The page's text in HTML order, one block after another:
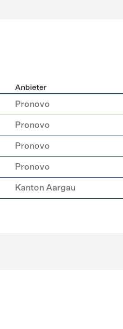
Anbieter
Pronovo
Pronovo
Pronovo
Pronovo
Kanton Aargau